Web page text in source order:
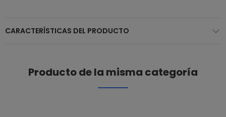
CARACTERÍSTICAS DEL PRODUCTO
Producto de la misma categoría